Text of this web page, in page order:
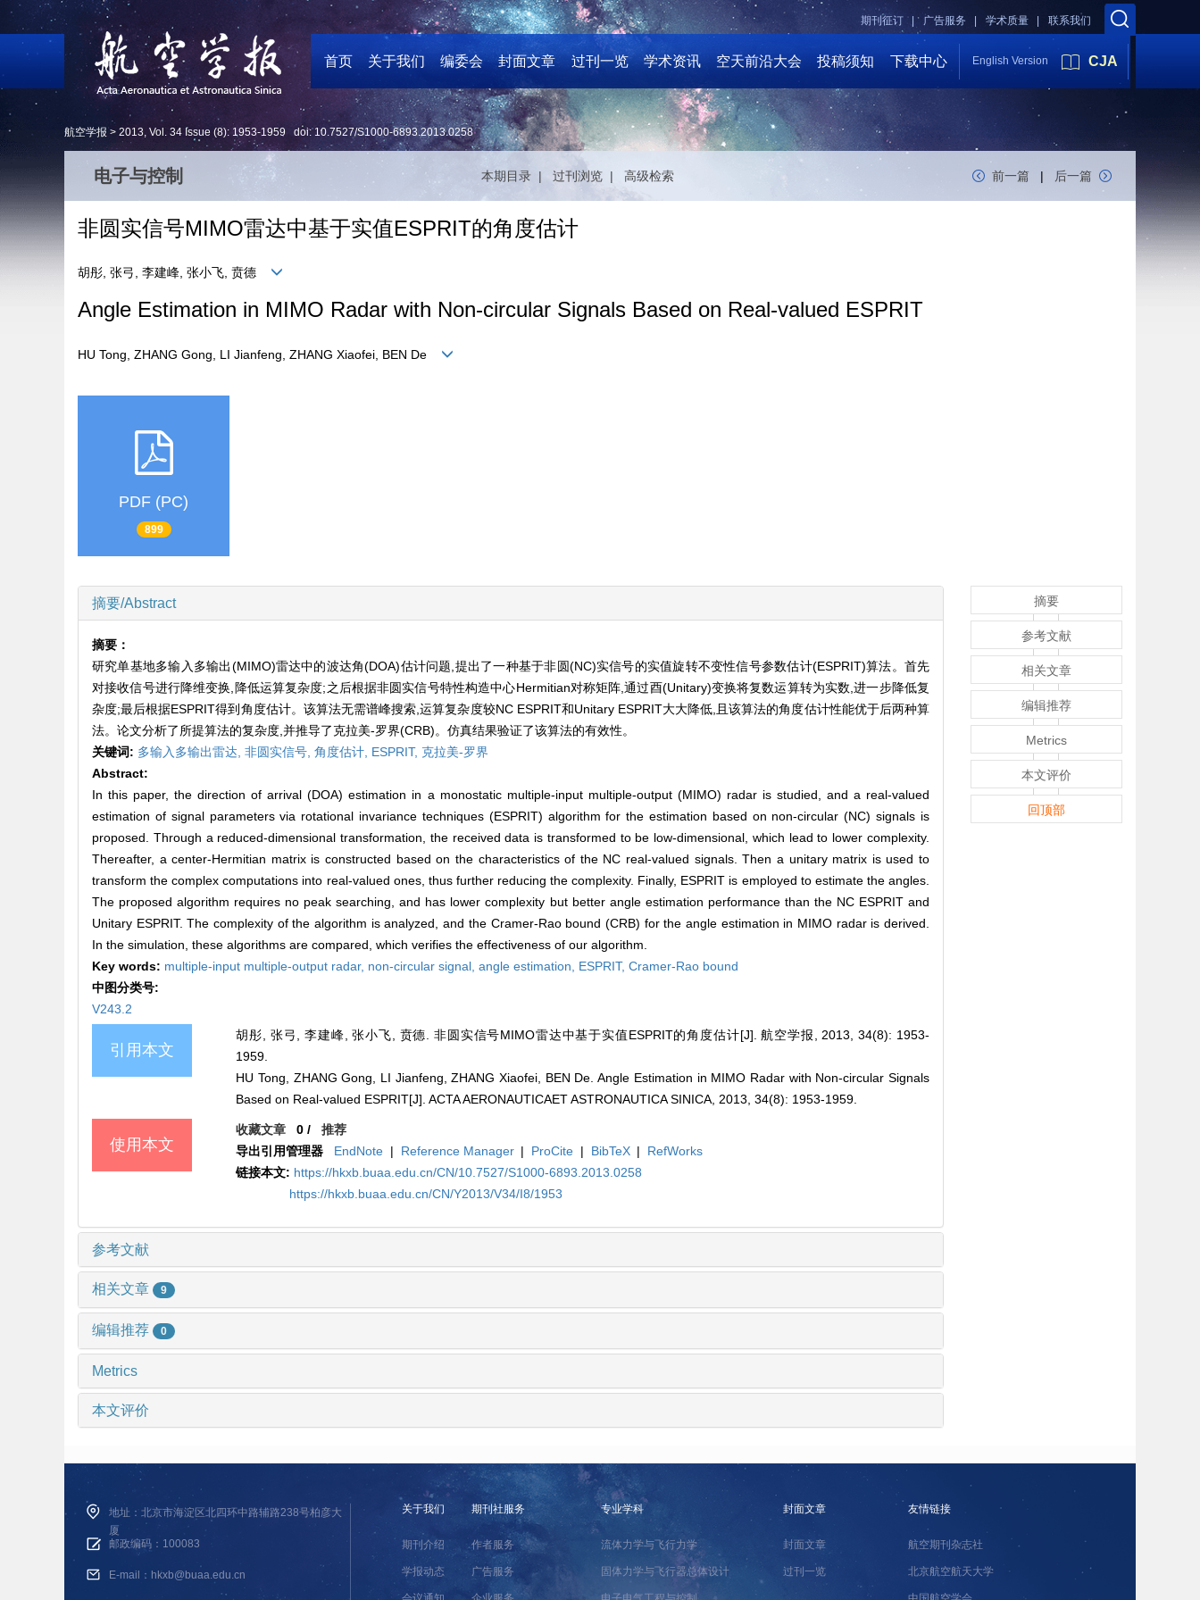
联系我们
学术质量 |
广告服务 |
期刊征订 |
首页 关于我们 编委会 封面文章 过刊一览 学术资讯 空天前沿大会 投稿须知 下载中心 English Version CJA
航空学报 > 2013, Vol. 34 Issue (8): 1953-1959 doi:10.7527/S1000-6893.2013.0258
电子与控制 本期目录 | 过刊浏览 | 高级检索 前一篇 | 后一篇
非圆实信号MIMO雷达中基于实值ESPRIT的角度估计
胡彤, 张弓, 李建峰, 张小飞, 贲德
Angle Estimation in MIMO Radar with Non-circular Signals Based on Real-valued ESPRIT
HU Tong, ZHANG Gong, LI Jianfeng, ZHANG Xiaofei, BEN De
PDF (PC)
899
摘要/Abstract
摘要：
研究单基地多输入多输出(MIMO)雷达中的波达角(DOA)估计问题,提出了一种基于非圆(NC)实信号的实值旋转不变性信号参数估计(ESPRIT)算法。首先
对接收信号进行降维变换,降低运算复杂度;之后根据非圆实信号特性构造中心Hermitian对称矩阵,通过酉(Unitary)变换将复数运算转为实数,进一步降低复
杂度;最后根据ESPRIT得到角度估计。该算法无需谱峰搜索,运算复杂度较NC ESPRIT和Unitary ESPRIT大大降低,且该算法的角度估计性能优于后两种算
法。论文分析了所提算法的复杂度,并推导了克拉美-罗界(CRB)。仿真结果验证了该算法的有效性。
关键词: 多输入多输出雷达, 非圆实信号, 角度估计, ESPRIT, 克拉美-罗界
Abstract:
In this paper, the direction of arrival (DOA) estimation in a monostatic multiple-input multiple-output (MIMO) radar is studied, and a real-valued
estimation of signal parameters via rotational invariance techniques (ESPRIT) algorithm for the estimation based on non-circular (NC) signals is
proposed. Through a reduced-dimensional transformation, the received data is transformed to be low-dimensional, which lead to lower complexity.
Thereafter, a center-Hermitian matrix is constructed based on the characteristics of the NC real-valued signals. Then a unitary matrix is used to
transform the complex computations into real-valued ones, thus further reducing the complexity. Finally, ESPRIT is employed to estimate the angles.
The proposed algorithm requires no peak searching, and has lower complexity but better angle estimation performance than the NC ESPRIT and
Unitary ESPRIT. The complexity of the algorithm is analyzed, and the Cramer-Rao bound (CRB) for the angle estimation in MIMO radar is derived.
In the simulation, these algorithms are compared, which verifies the effectiveness of our algorithm.
Key words: multiple-input multiple-output radar, non-circular signal, angle estimation, ESPRIT, Cramer-Rao bound
中图分类号:
V243.2
引用本文
胡彤, 张弓, 李建峰, 张小飞, 贲德. 非圆实信号MIMO雷达中基于实值ESPRIT的角度估计[J]. 航空学报, 2013, 34(8): 1953-
1959.
HU Tong, ZHANG Gong, LI Jianfeng, ZHANG Xiaofei, BEN De. Angle Estimation in MIMO Radar with Non-circular Signals
Based on Real-valued ESPRIT[J]. ACTA AERONAUTICAET ASTRONAUTICA SINICA, 2013, 34(8): 1953-1959.
使用本文
收藏文章 0 /推荐
导出引用管理器
EndNote | Reference Manager | ProCite | BibTeX |
RefWorks
链接本文: https://hkxb.buaa.edu.cn/CN/10.7527/S1000-6893.2013.0258
https://hkxb.buaa.edu.cn/CN/Y2013/V34/I8/1953
参考文献
相关文章 9
编辑推荐 0
Metrics
本文评价
摘要
参考文献
相关文章
编辑推荐
Metrics
本文评价
回顶部
地址：北京市海淀区北四环中路辅路238号柏彦大
厦
邮政编码：100083
E-mail：hkxb@buaa.edu.cn
关于我们
期刊介绍
学报动态
期刊社服务
作者服务
广告服务
专业学科
流体力学与飞行力学
固体力学与飞行器总体设计
封面文章
封面文章
过刊一览
友情链接
航空期刊杂志社
北京航空航天大学